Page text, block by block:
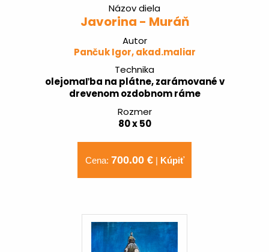
Názov diela
Javorina - Muráň
Autor
Pančuk Igor, akad.maliar
Technika
olejomaľba na plátne, zarámované v
drevenom ozdobnom ráme
Rozmer
80 x 50
Cena: 700.00 €| Kúpiť